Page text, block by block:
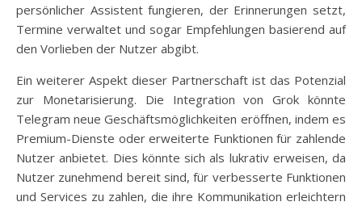
persönlicher Assistent fungieren, der Erinnerungen setzt,
Termine verwaltet und sogar Empfehlungen basierend auf
den Vorlieben der Nutzer abgibt.
Ein weiterer Aspekt dieser Partnerschaft ist das Potenzial
zur Monetarisierung. Die Integration von Grok könnte
Telegram neue Geschäftsmöglichkeiten eröffnen, indem es
Premium-Dienste oder erweiterte Funktionen für zahlende
Nutzer anbietet. Dies könnte sich als lukrativ erweisen, da
Nutzer zunehmend bereit sind, für verbesserte Funktionen
und Services zu zahlen, die ihre Kommunikation erleichtern